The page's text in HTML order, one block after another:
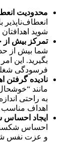
محدودیت
انعطاف‌ناپذیر
شوید اهدافتان را
تمرکز بیش از حد بر
شما بیش از حد روی
بگیرید. این امر
فرسودگی شغلی
نادیده گرفتن
مانند “خوشحال
اهداف مناسب
ایجاد احساس
احساس شکست
و عزت نفس شود.